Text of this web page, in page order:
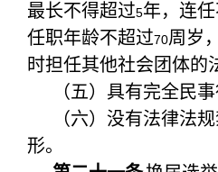
最长不得超过5年，连
任职年龄不超过70周岁
时担任其他社会团体的
（五）具有完全民事
（六）没有法律法
形。